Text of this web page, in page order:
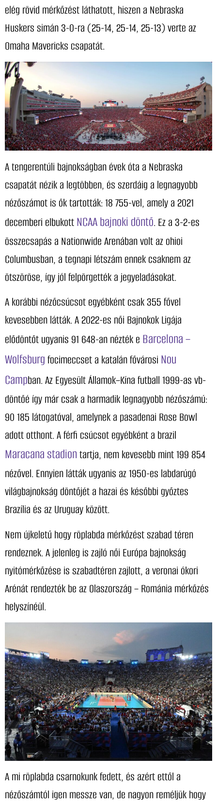
elég rövid mérkőzést láthatott, hiszen a Nebraska
Huskers simán 3-0-ra (25-14, 25-14, 25-13) verte az
Omaha Mavericks csapatát.
A tengerentúli bajnokságban évek óta a Nebraska
csapatát nézik a legtöbben, és szerdáig a legnagyobb
nézőszámot is ők tartották: 18 755-vel, amely a 2021
decemberi elbukottNCAA bajnoki döntő. Ez a 3-2-es
összecsapás a Nationwide Arenában volt az ohioi
Columbusban, a tegnapi létszám ennek csaknem az
ötszöröse, így jól felpörgették a jegyeladásokat.
A korábbi nézőcsúcsot egyébként csak 355 fővel
kevesebben látták. A 2022-es női Bajnokok Ligája
elődöntőt ugyanis 91 648-an nézték e Barcelona –
Wolfsburgfocimeccset a katalán fővárosi Nou
Campban. Az Egyesült Államok–Kína futball 1999-as vb-
döntőé így már csak a harmadik legnagyobb nézőszámú:
90 185 látogatóval, amelynek a pasadenai Rose Bowl
adott otthont. A férfi csúcsot egyébként a brazil
Maracana stadiontartja, nem kevesebb mint 199 854
nézővel. Ennyien látták ugyanis az 1950-es labdarúgó
világbajnokság döntőjét a hazai és későbbi győztes
Brazília és az Uruguay között.
Nem újkeletű hogy röplabda mérkőzést szabad téren
rendeznek. A jelenleg is zajló női Európa bajnokság
nyitómérkőzése is szabadtéren zajlott, a veronai ókori
Arénát rendezték be az Olaszország – Románia mérkőzés
helyszínéül.
A mi röplabda csarnokunk fedett, és azért ettől a
nézőszámtól igen messze van, de nagyon reméljük hogy